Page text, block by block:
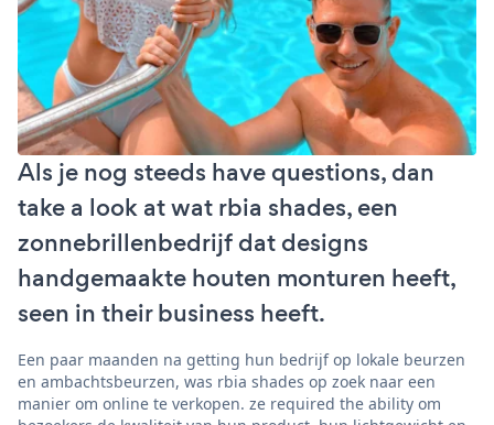
Als je nog steeds have questions, dan
take a look at wat rbia shades, een
zonnebrillenbedrijf dat designs
handgemaakte houten monturen heeft,
seen in their business heeft.
Een paar maanden na getting hun bedrijf op lokale beurzen
en ambachtsbeurzen, was rbia shades op zoek naar een
manier om online te verkopen. ze required the ability om